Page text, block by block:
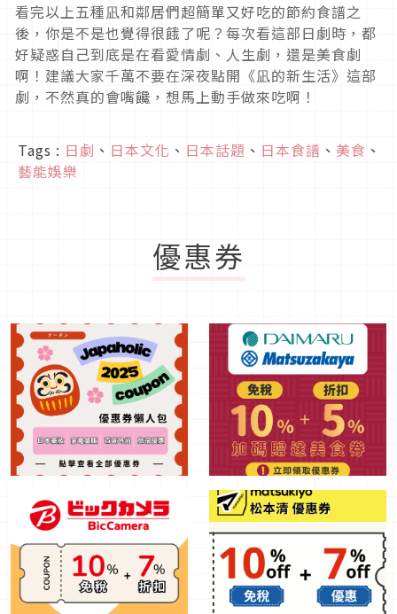
看完以上五種凪和鄰居們超簡單又好吃的節約食譜之
後，你是不是也覺得很餓了呢？每次看這部日劇時，都
好疑惑自己到底是在看愛情劇、人生劇，還是美食劇
啊！建議大家千萬不要在深夜點開《凪的新生活》這部
劇，不然真的會嘴饞，想馬上動手做來吃啊！
Tags : 日劇 、 日本文化 、 日本話題 、 日本食譜 、 美食 、
藝能娛樂
優惠券